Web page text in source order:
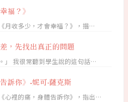
福？》
月收多少，才會幸福？》，描…
，先找出真正的問題
」 我很常聽到學生說的這句話…
訴你》-妮可·薩克斯
心裡的痛，身體告訴你》，指出…